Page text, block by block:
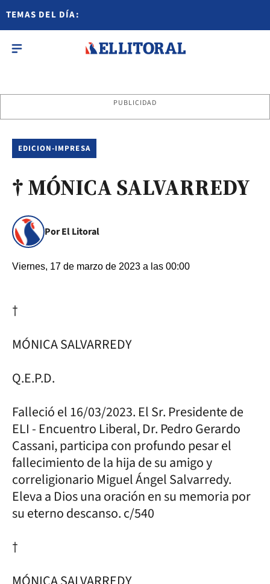
TEMAS DEL DÍA:
PUBLICIDAD
EDICION-IMPRESA
† MÓNICA SALVARREDY
Por El Litoral
Viernes, 17 de marzo de 2023 a las 00:00
†
MÓNICA SALVARREDY
Q.E.P.D.
Falleció el 16/03/2023. El Sr. Presidente de
ELI - Encuentro Liberal, Dr. Pedro Gerardo
Cassani, participa con profundo pesar el
fallecimiento de la hija de su amigo y
correligionario Miguel Ángel Salvarredy.
Eleva a Dios una oración en su memoria por
su eterno descanso. c/540
†